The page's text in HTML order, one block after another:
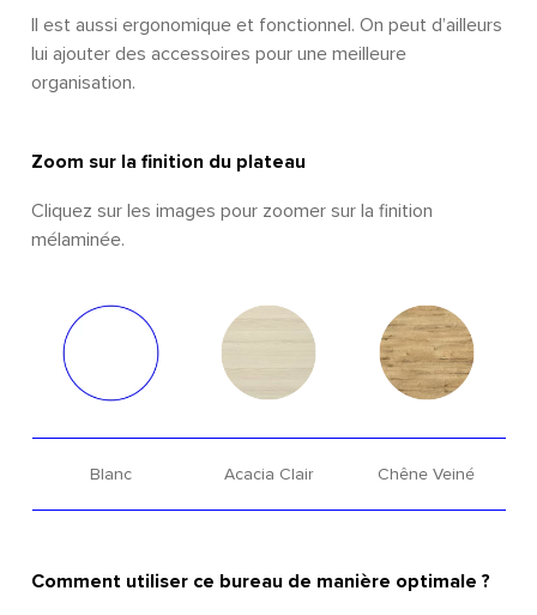
Il est aussi ergonomique et fonctionnel. On peut d’ailleurs
lui ajouter des accessoires pour une meilleure
organisation.
Zoom sur la finition du plateau
Cliquez sur les images pour zoomer sur la finition
mélaminée.​
Blanc Acacia Clair Chêne Veiné
Comment utiliser ce bureau de manière optimale ?